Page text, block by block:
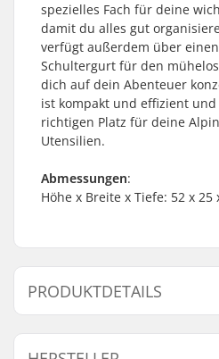
spezielles Fach für deine
damit du alles gut
verfügt außerdem über
Schultergurt für den
dich auf dein Abenteuer
ist kompakt und effizient
richtigen Platz für deine
Utensilien.
Abmessungen:
Höhe x Breite x Tiefe: 52 x 25
PRODUKTDETAILS
Typ: